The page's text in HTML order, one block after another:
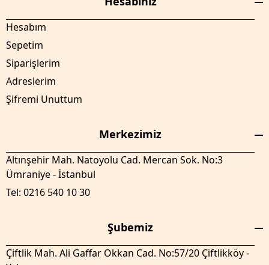
Hesabım
Sepetim
Siparişlerim
Adreslerim
Şifremi Unuttum
Merkezimiz
Altınşehir Mah. Natoyolu Cad. Mercan Sok. No:3
Ümraniye - İstanbul
Tel: 0216 540 10 30
Şubemiz
Çiftlik Mah. Ali Gaffar Okkan Cad. No:57/20 Çiftlikköy -